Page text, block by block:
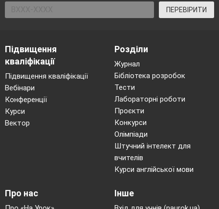
ПЕРЕВІРИТИ
Підвищення
кваліфікації
Підвищення кваліфікації
Вебінари
Конференції
Курси
Вектор
Розділи
Журнал
Бібліотека розробок
Тести
Лабораторні роботи
Проєкти
Конкурси
Олімпіади
Штучний інтелект для
вчителів
Курси англійської мови
Про нас Інше